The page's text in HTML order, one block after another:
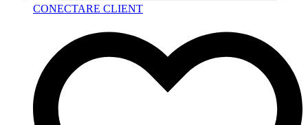
CONECTARE CLIENT